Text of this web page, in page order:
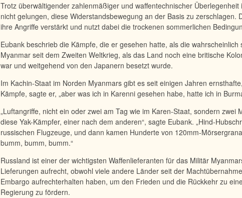
Trotz überwältigender zahlenmäßiger und waffentechnischer Überlegenheit
nicht gelun­gen, diese Widerstandsbewegung an der Basis zu zerschlagen.
ihre Angriffe verstärkt und nutzt dabei die trockenen sommerlichen
Eubank beschrieb die Kämpfe, die er gesehen hatte, als die wahrscheinlich
Myanmar seit dem Zweiten Weltkrieg, als das Land noch eine britische
war und weitgehend von den Japanern besetzt wurde.
Im Kachin-Staat im Norden Myanmars gibt es seit einigen Jahren
Kämpfe, sagte er, „aber was ich in Karenni gesehen habe, hatte ich in
„Luftangriffe, nicht ein oder zwei am Tag wie im Karen-Staat, sondern zwei
diese Yak-Kämpfer, einer nach dem anderen“, sagte Eubank. „Hind-
russischen Flugzeuge, und dann kamen Hunderte von 120mm-
bumm, bumm, bumm.“
Russland ist einer der wichtigsten Waffenlieferanten für das Militär
Lieferungen auf­recht, obwohl viele andere Länder seit der
Embargo aufrechterhalten haben, um den Frieden und die Rückkehr zu
Regierung zu fördern.